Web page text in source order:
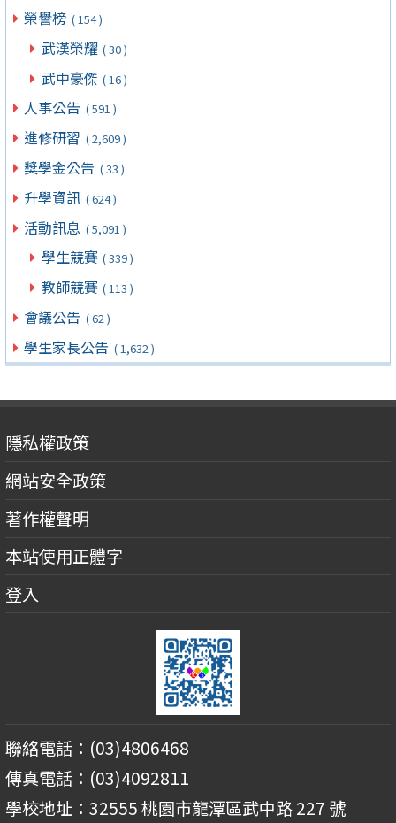
榮譽榜 ( 154 )
武漢榮耀 ( 30 )
武中豪傑 ( 16 )
人事公告 ( 591 )
進修研習 ( 2,609 )
獎學金公告 ( 33 )
升學資訊 ( 624 )
活動訊息 ( 5,091 )
學生競賽 ( 339 )
教師競賽 ( 113 )
會議公告 ( 62 )
學生家長公告 ( 1,632 )
隱私權政策
網站安全政策
著作權聲明
本站使用正體字
登入
聯絡電話：(03)4806468
傳真電話：(03)4092811
學校地址：32555 桃園市龍潭區武中路 227 號